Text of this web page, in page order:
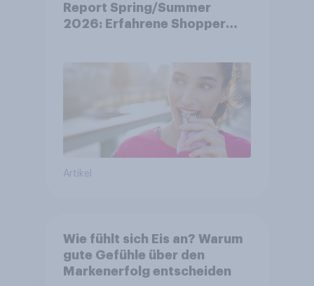
Report Spring/Summer
2026: Erfahrene Shopper
Artikel
Wie fühlt sich Eis an? Warum
gute Gefühle über den
Markenerfolg entscheiden